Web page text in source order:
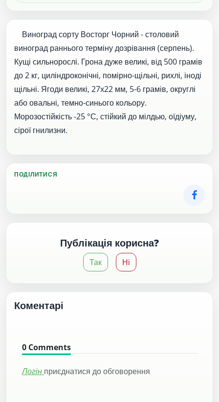
Виноград сорту Восторг Чорний - столовий
виноград раннього терміну дозрівання (серпень).
Кущі сильнорослі. Грона дуже великі, від 500 грамів
до 2 кг, циліндроконічні, помірно-щільні, рихлі, іноді
щільні. Ягоди великі, 27x22 мм, 5-6 грамів, округлі
або овальні, темно-синього кольору.
Морозостійкість -25 °С, стійкий до мілдью, оїдіуму,
сірої гнилизни.
ПОДІЛИТИСЯ
Публікація корисна?
Так Ні
Коментарі
0 Comments
Логін приєднатися до обговорення